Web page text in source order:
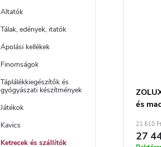
Altatók
Tálak, edények, itatók
Ápolási kellékek
Finomságok
Táplálékkiegészítők és
gyógyászati ​​készítmények
Játékok
Kavics
Ketrecek és szállítók
és
cm
21 610
27